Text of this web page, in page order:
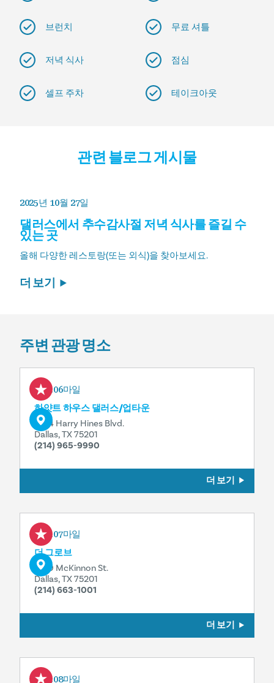
브런치 무료 셔틀
저녁 식사 점심
셀프 주차 테이크아웃
관련 블로그 게시물
2025년 10월 27일
댈러스에서 추수감사절 저녁 식사를 즐길 수
있는 곳
올해 다양한 레스토랑(또는 외식)을 찾아보세요.
더 보기
주변 관광 명소
0.06마일
하얏트 하우스 댈러스/업타운
2914 Harry Hines Blvd.
Dallas, TX 75201
(214) 965-9990
더 보기
0.07마일
더 그로브
3019 McKinnon St.
Dallas, TX 75201
(214) 663-1001
더 보기
0.08마일